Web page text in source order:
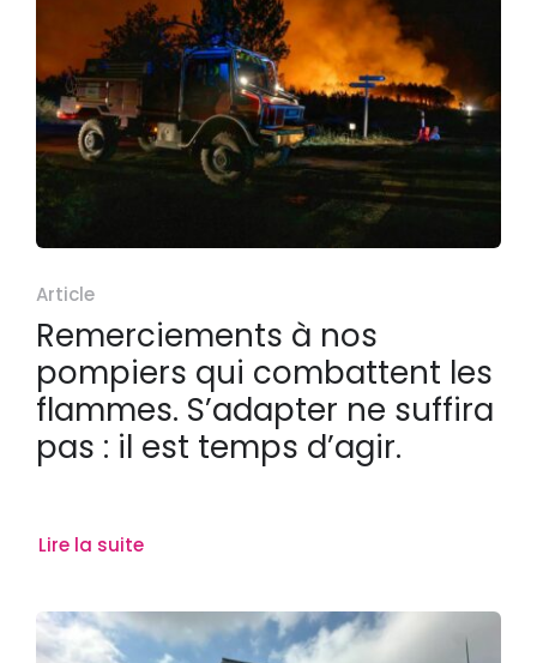
Article
Remerciements à nos
pompiers qui combattent les
flammes. S’adapter ne suffira
pas : il est temps d’agir.
Lire la suite